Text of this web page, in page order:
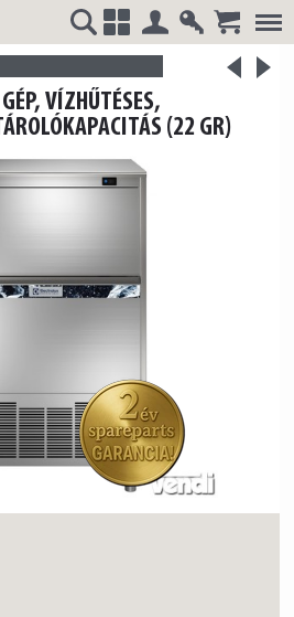
+
<
termék
>
VÍZHŰTÉSES,
(22 GR)